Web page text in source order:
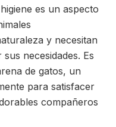
es un aspecto
y necesitan
necesidades. Es
de gatos, un
para satisfacer
compañeros